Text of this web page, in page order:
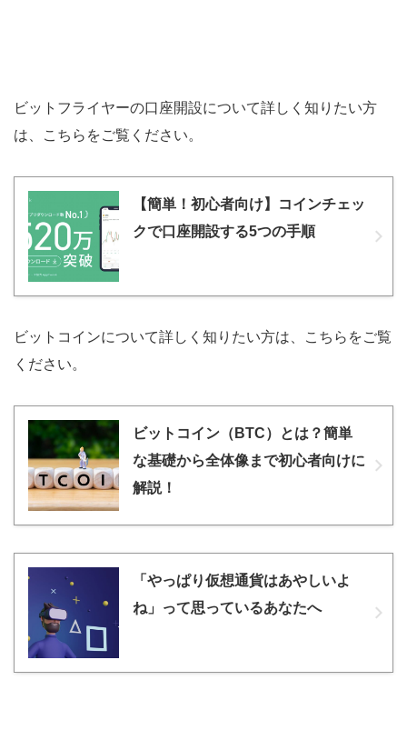
ビットフライヤーの口座開設について詳しく知りたい方
は、こちらをご覧ください。
【簡単！初心者向け】コインチェッ
クで口座開設する5つの手順
ビットコインについて詳しく知りたい方は、こちらをご覧
ください。
ビットコイン（BTC）とは？簡単
な基礎から全体像まで初心者向けに
解説！
「やっぱり仮想通貨はあやしいよ
ね」って思っているあなたへ